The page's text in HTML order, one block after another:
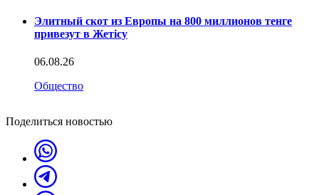
Элитный скот из Европы на 800 миллионов тенге
привезут в Жетісу
06.08.26
Общество
Поделиться новостью